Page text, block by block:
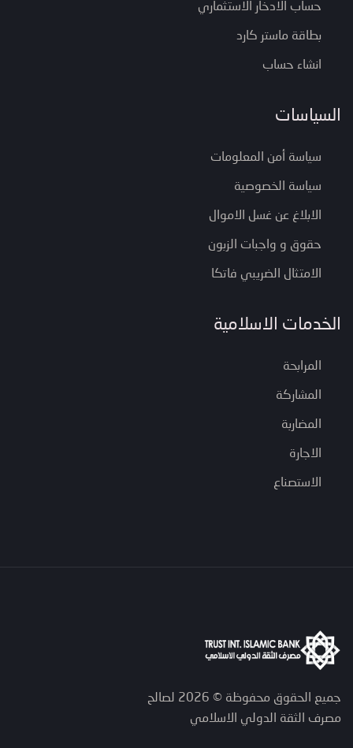
حساب الادخار الاستثماري
بطاقة ماستر كارد
انشاء حساب
السياسات
سياسة أمن المعلومات
سياسة الخصوصية
الابلاغ عن غسل الاموال
حقوق و واجبات الزبون
الامتثال الضريبي فاتكا
الخدمات الاسلامية
المرابحة
المشاركة
المضاربة
الاجارة
الاستصناع
جميع الحقوق محفوظة © 2026 لصالح
مصرف الثقة الدولي الاسلامي